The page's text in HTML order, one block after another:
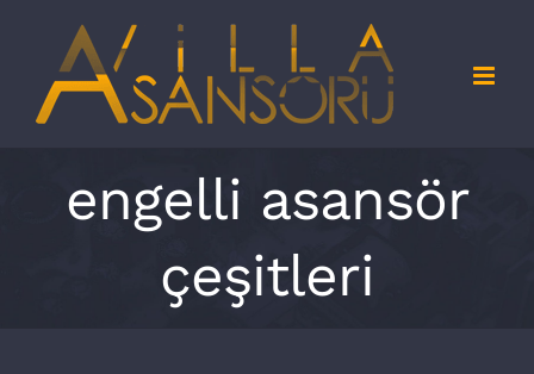
content
engelli asansör
çeşitleri